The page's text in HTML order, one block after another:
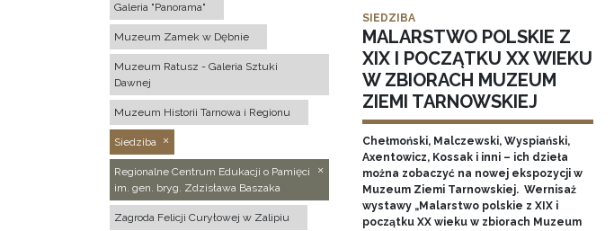
Galeria "Panorama"
Muzeum Zamek w Dębnie
Muzeum Ratusz - Galeria Sztuki
Dawnej
Muzeum Historii Tarnowa i Regionu
Siedziba
Regionalne Centrum Edukacji o Pamięci
im. gen. bryg. Zdzisława Baszaka
Zagroda Felicji Curyłowej w Zalipiu
SIEDZIBA
MALARSTWO POLSKIE Z
XIX I POCZĄTKU XX WIEKU
W ZBIORACH MUZEUM
ZIEMI TARNOWSKIEJ
Chełmoński, Malczewski, Wyspiański,
Axentowicz, Kossak i inni – ich dzieła
można zobaczyć na nowej ekspozycji w
Muzeum Ziemi Tarnowskiej. Wernisaż
wystawy „Malarstwo polskie z XIX i
początku XX wieku w zbiorach Muzeum